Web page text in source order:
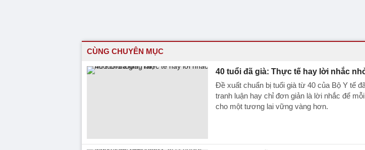
CÙNG CHUYÊN MỤC
40 tuổi đã già: Thực tế hay lời nhắc
Đề xuất chuẩn bị tuổi già từ 40 của Bộ Y tế
tranh luận hay chỉ đơn giản là lời nhắc để
cho một tương lai vững vàng hơn.